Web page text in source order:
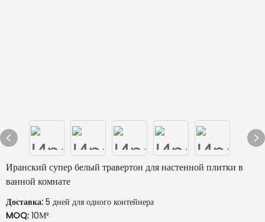
Иранский супер белый травертон для настенной плитки в
ванной комнате
Доставка: 5 дней для одного контейнера
MOQ: 10М²